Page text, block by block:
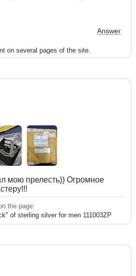
Answer
on several pages of the site.
мою прелесть)) Огромное
the page:
of sterling silver for men 111003ZP